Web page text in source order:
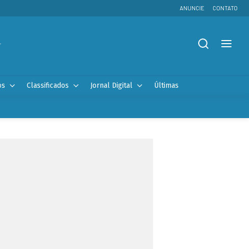
ANUNCIE CONTATO
Classificados Jornal Digital Últimas